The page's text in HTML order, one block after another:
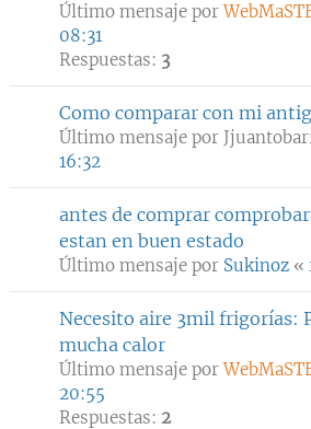
Último mensaje por
08:31
Respuestas: 3
Como comparar con mi
Último mensaje por
16:32
antes de comprar
estan en buen estado
Último mensaje por Sukinoz «
Necesito aire 3mil frigorías:
mucha calor
Último mensaje por
20:55
Respuestas: 2